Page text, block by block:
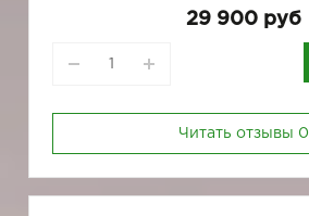
29 900 руб
Читать отзывы 0